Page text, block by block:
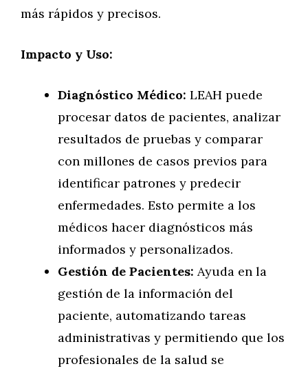
más rápidos y precisos.
Impacto y Uso:
Diagnóstico Médico: LEAH puede
procesar datos de pacientes, analizar
resultados de pruebas y comparar
con millones de casos previos para
identificar patrones y predecir
enfermedades. Esto permite a los
médicos hacer diagnósticos más
informados y personalizados.
Gestión de Pacientes: Ayuda en la
gestión de la información del
paciente, automatizando tareas
administrativas y permitiendo que los
profesionales de la salud se